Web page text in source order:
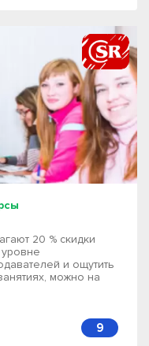
20 % скидки
и ощутить
можно на
9